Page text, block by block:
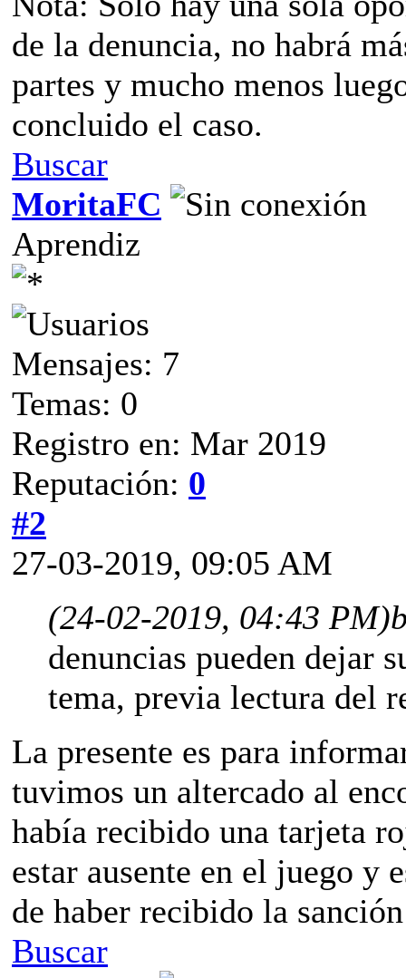
de la denuncia, no habrá
partes y mucho menos
concluido el caso.
Buscar
MoritaFC
Aprendiz
Mensajes: 7
Temas: 0
Registro en: Mar 2019
Reputación: 0
#2
27-03-2019, 09:05 AM
(24-02-2019, 04:43 PM)
denuncias pueden dejar
tema, previa lectura del
La presente es para
tuvimos un altercado al
había recibido una tarjeta
estar ausente en el juego y
de haber recibido la
Buscar